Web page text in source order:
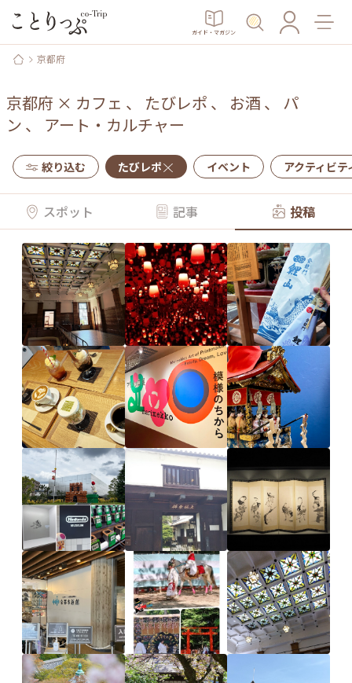
ガイド・マガジン
京都府
京都府 × カフェ 、 たびレポ 、 お酒 、 パ
ン 、 アート・カルチャー
絞り込む たびレポ イベント アクティビテ
スポット 記事 投稿